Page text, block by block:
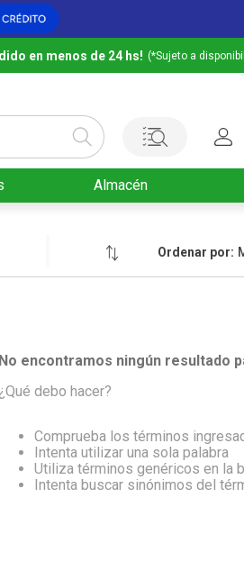
en menos de 24 hs! (*Sujeto a
Almacén
Ordenar por
No encontramos ningún resultado
debo hacer?
Comprueba los términos
Intenta utilizar una sola palabra
Utiliza términos genéricos en la
Intenta buscar sinónimos del